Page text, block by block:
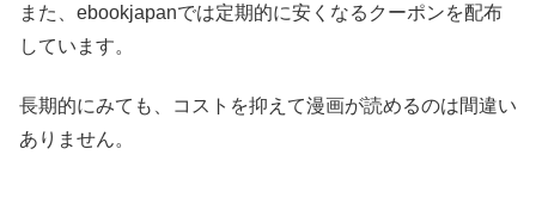
また、ebookjapanでは定期的に安くなるクーポンを配布
しています。
長期的にみても、コストを抑えて漫画が読めるのは間違い
ありません。